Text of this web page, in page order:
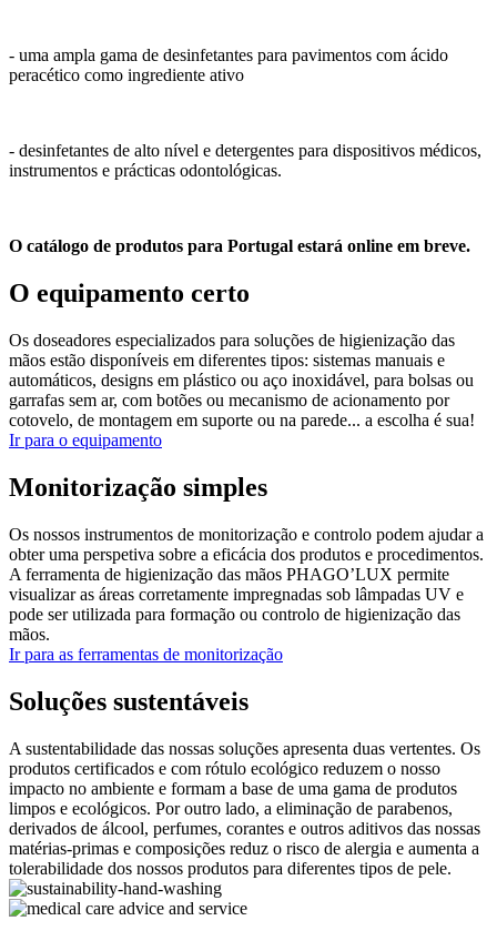
- uma ampla gama de desinfetantes para pavimentos com ácido
peracético como ingrediente ativo
- desinfetantes de alto nível e detergentes para dispositivos médicos,
instrumentos e prácticas odontológicas.
O catálogo de produtos para Portugal estará online em breve.
O equipamento certo
Os doseadores especializados para soluções de higienização das
mãos estão disponíveis em diferentes tipos: sistemas manuais e
automáticos, designs em plástico ou aço inoxidável, para bolsas ou
garrafas sem ar, com botões ou mecanismo de acionamento por
cotovelo, de montagem em suporte ou na parede... a escolha é sua!
Ir para o equipamento
Monitorização simples
Os nossos instrumentos de monitorização e controlo podem ajudar a
obter uma perspetiva sobre a eficácia dos produtos e procedimentos.
A ferramenta de higienização das mãos PHAGO’LUX permite
visualizar as áreas corretamente impregnadas sob lâmpadas UV e
pode ser utilizada para formação ou controlo de higienização das
mãos.
Ir para as ferramentas de monitorização
Soluções sustentáveis
A sustentabilidade das nossas soluções apresenta duas vertentes. Os
produtos certificados e com rótulo ecológico reduzem o nosso
impacto no ambiente e formam a base de uma gama de produtos
limpos e ecológicos. Por outro lado, a eliminação de parabenos,
derivados de álcool, perfumes, corantes e outros aditivos das nossas
matérias-primas e composições reduz o risco de alergia e aumenta a
tolerabilidade dos nossos produtos para diferentes tipos de pele.